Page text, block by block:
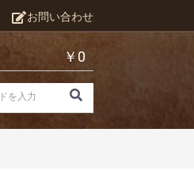
お問い合わせ
￥0